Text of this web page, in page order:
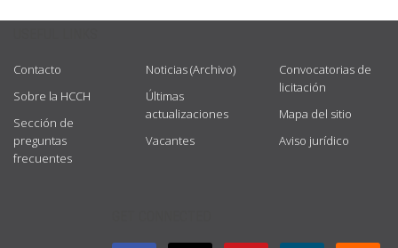
Contacto
Sobre la HCCH
Sección de
preguntas
frecuentes
Noticias (Archivo)
Últimas
actualizaciones
Vacantes
Convocatorias de
licitación
Mapa del sitio
Aviso jurídico